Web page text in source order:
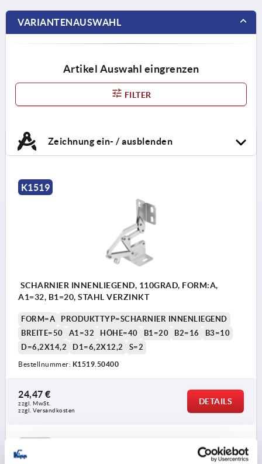
VARIANTENAUSWAHL
Artikel Auswahl eingrenzen
FILTER
Zeichnung ein- / ausblenden
K1519
SCHARNIER INNENLIEGEND, 110GRAD, FORM:A,
A1=32, B1=20, STAHL VERZINKT
FORM=A
PRODUKTTYP=SCHARNIER INNENLIEGEND
BREITE=50
A1=32 HÖHE=40 B1=20 B2=16
B3=10
D=6,2X14,2
D1=6,2X12,2 S=2
Bestellnummer: K1519.50400
24,47 €
zzgl. MwSt.
zzgl. Versandkosten
DETAILS